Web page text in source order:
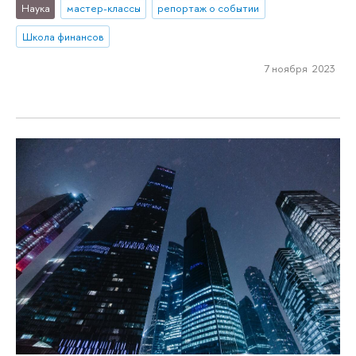
Наука мастер-классы
репортаж о событии
Школа финансов
7 ноября 2023